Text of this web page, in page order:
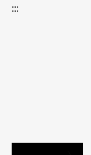
:::